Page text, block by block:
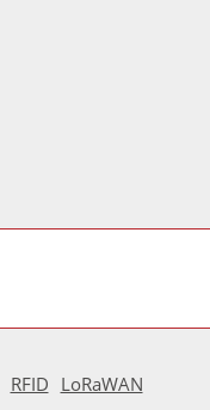
RFID LoRaWAN